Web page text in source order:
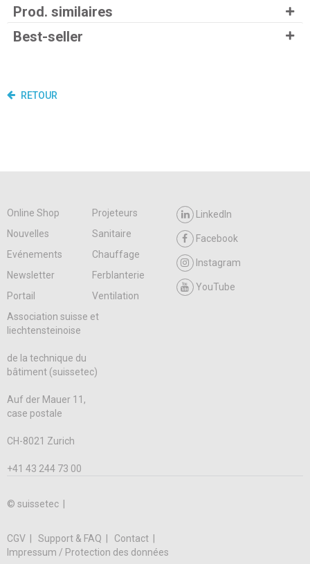
Prod. similaires
Best-seller
RETOUR
Online Shop
Projeteurs
Nouvelles
Sanitaire
Evénements
Chauffage
Newsletter
Ferblanterie
Portail
Ventilation
LinkedIn
Facebook
Instagram
YouTube
Association suisse et
liechtensteinoise
de la technique du
bâtiment (suissetec)
Auf der Mauer 11,
case postale
CH-8021 Zurich
+41 43 244 73 00
© suissetec |
CGV Support & FAQ
Contact
Impressum / Protection des données